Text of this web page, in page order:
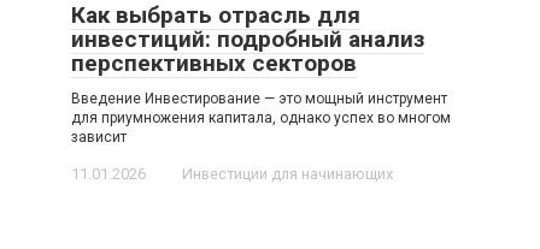
Как выбрать отрасль для
инвестиций: подробный анализ
перспективных секторов
Введение Инвестирование — это мощный инструмент
для приумножения капитала, однако успех во многом
зависит
11.01.2026 Инвестиции для начинающих